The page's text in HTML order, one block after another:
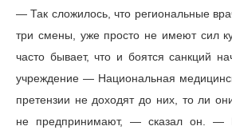
— Так сложилось, что региональные
три смены, уже просто не имеют сил
часто бывает, что и боятся санкций
учреждение — Национальная
претензии не доходят до них, то ли
не предпринимают, — сказал он. —